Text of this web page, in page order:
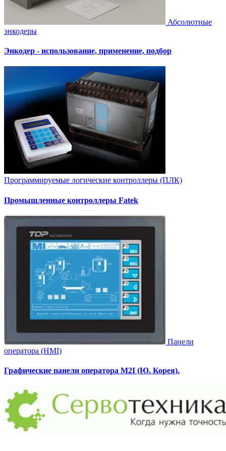
Абсолютные
энкодеры
Энкодер - использование, применение, подбор
Программируемые логические контроллеры (ПЛК)
Промышленные контроллеры Fatek
Панели
оператора (HMI)
Графические панели оператора M2I (Ю. Корея).